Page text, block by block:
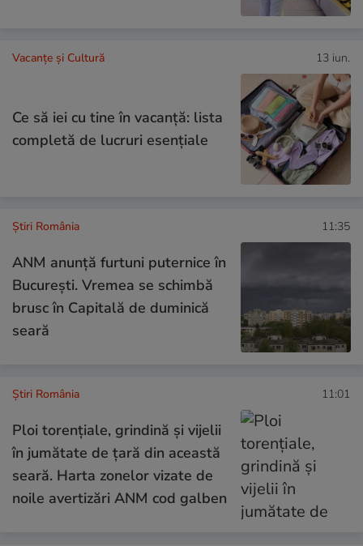
Vacanțe și Cultură 13 iun.
Ce să iei cu tine în vacanță: lista
completă de lucruri esențiale
Știri România 11:35
ANM anunță furtuni puternice în
București. Vremea se schimbă
brusc în Capitală de duminică
seară
Știri România 11:01
Ploi torențiale, grindină și vijelii
în jumătate de țară din această
seară. Harta zonelor vizate de
noile avertizări ANM cod galben